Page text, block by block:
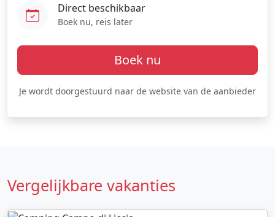
Direct beschikbaar
Boek nu, reis later
Boek nu
Je wordt doorgestuurd naar de website van de aanbieder
Vergelijkbare vakanties